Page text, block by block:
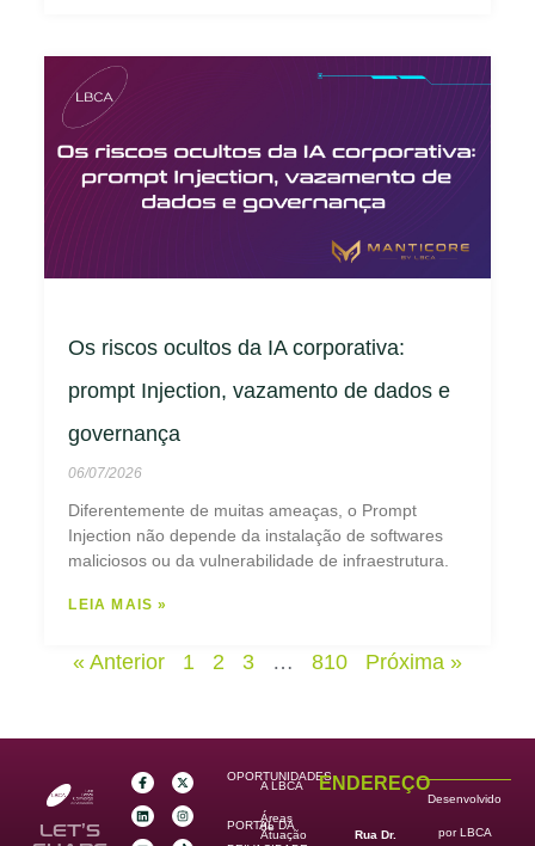
Os riscos ocultos da IA corporativa:
prompt Injection, vazamento de dados e
governança
06/07/2026
Diferentemente de muitas ameaças, o Prompt
Injection não depende da instalação de softwares
maliciosos ou da vulnerabilidade de infraestrutura.
LEIA MAIS »
« Anterior 1 2 3 … 810 Próxima »
LET’S
OPORTUNIDADES
PORTAL DA
A LBCA
Áreas
de
Atuação
ENDEREÇO
Rua Dr.
Desenvolvido
por LBCA